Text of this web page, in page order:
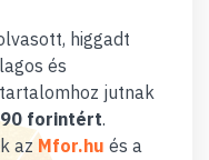
higgadt
és
tartalomhoz jutnak
forintért.
az Mfor.hu és a